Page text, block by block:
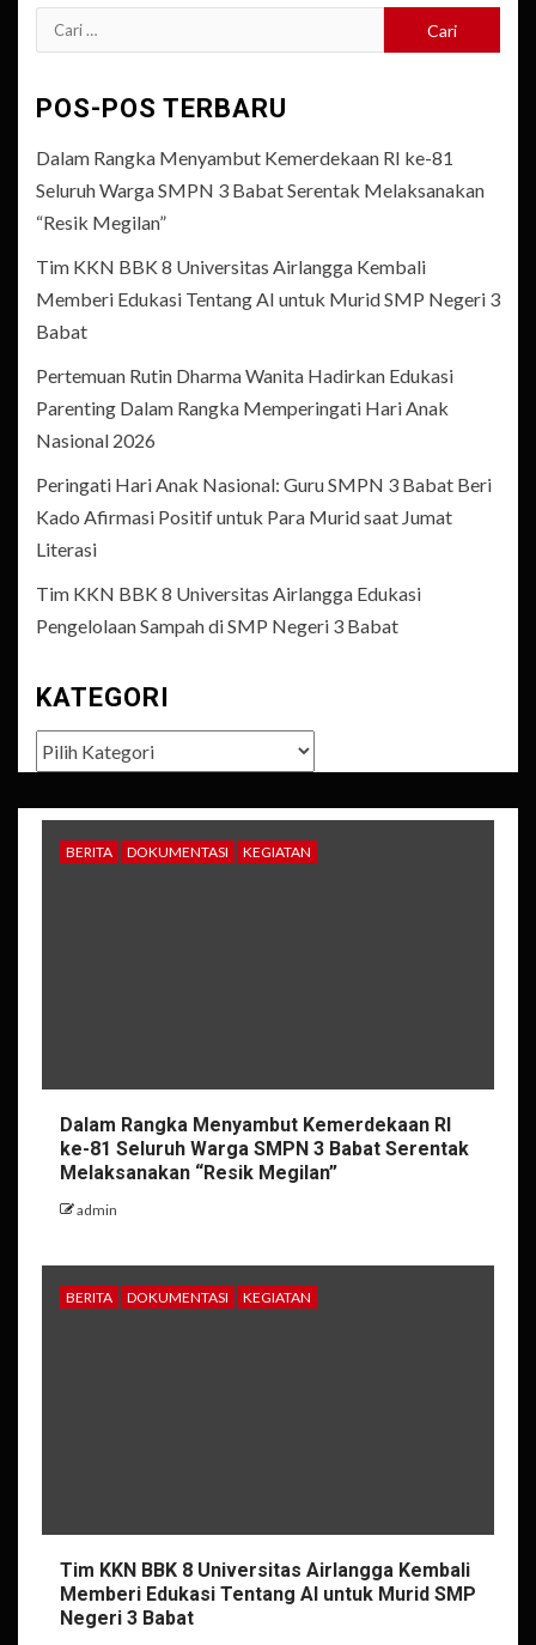
Cari
untuk:
POS-POS TERBARU
Dalam Rangka Menyambut Kemerdekaan RI ke-81
Seluruh Warga SMPN 3 Babat Serentak Melaksanakan
“Resik Megilan”
Tim KKN BBK 8 Universitas Airlangga Kembali
Memberi Edukasi Tentang AI untuk Murid SMP Negeri 3
Babat
Pertemuan Rutin Dharma Wanita Hadirkan Edukasi
Parenting Dalam Rangka Memperingati Hari Anak
Nasional 2026
Peringati Hari Anak Nasional: Guru SMPN 3 Babat Beri
Kado Afirmasi Positif untuk Para Murid saat Jumat
Literasi
Tim KKN BBK 8 Universitas Airlangga Edukasi
Pengelolaan Sampah di SMP Negeri 3 Babat
KATEGORI
Kategori
BERITA DOKUMENTASI KEGIATAN
Dalam Rangka Menyambut Kemerdekaan RI
ke-81 Seluruh Warga SMPN 3 Babat Serentak
Melaksanakan “Resik Megilan”
admin
BERITA DOKUMENTASI KEGIATAN
Tim KKN BBK 8 Universitas Airlangga Kembali
Memberi Edukasi Tentang AI untuk Murid SMP
Negeri 3 Babat